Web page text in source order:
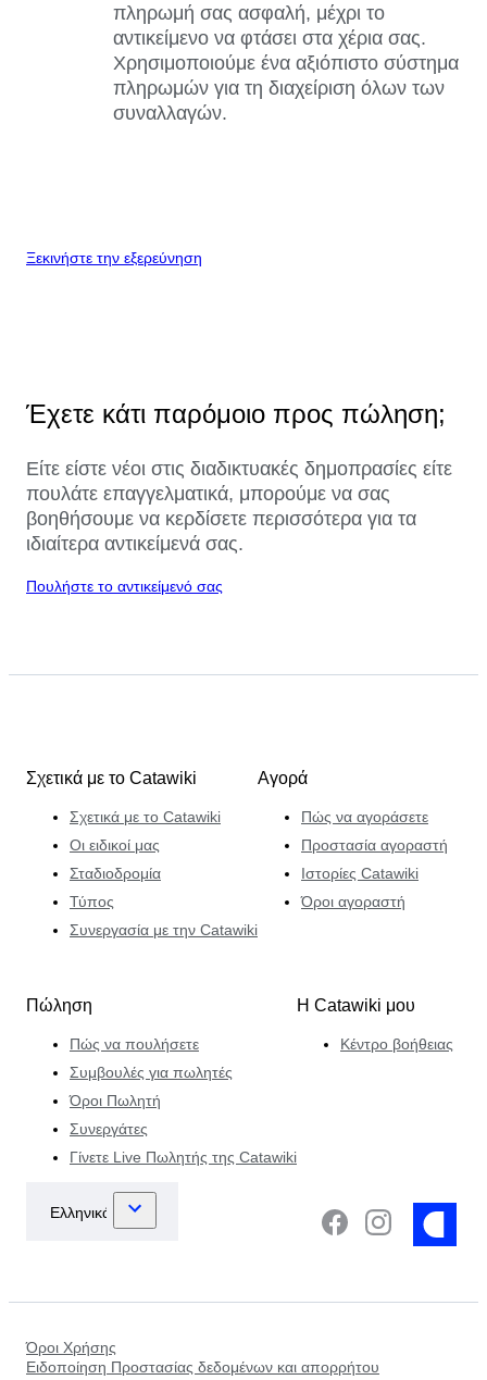
πληρωμή σας ασφαλή, μέχρι το
αντικείμενο να φτάσει στα χέρια σας.
Χρησιμοποιούμε ένα αξιόπιστο σύστημα
πληρωμών για τη διαχείριση όλων των
συναλλαγών.
Ξεκινήστε την εξερεύνηση
Έχετε κάτι παρόμοιο προς πώληση;
Είτε είστε νέοι στις διαδικτυακές δημοπρασίες είτε
πουλάτε επαγγελματικά, μπορούμε να σας
βοηθήσουμε να κερδίσετε περισσότερα για τα
ιδιαίτερα αντικείμενά σας.
Πουλήστε το αντικείμενό σας
Σχετικά με το Catawiki
Σχετικά με το Catawiki
Οι ειδικοί μας
Σταδιοδρομία
Τύπος
Συνεργασία με την Catawiki
Αγορά
Πώς να αγοράσετε
Προστασία αγοραστή
Ιστορίες Catawiki
Όροι αγοραστή
Πώληση
Πώς να πουλήσετε
Συμβουλές για πωλητές
Όροι Πωλητή
Συνεργάτες
Γίνετε Live Πωλητής της Catawiki
Η Catawiki μου
Κέντρο βοήθειας
Όροι Χρήσης
Ειδοποίηση Προστασίας δεδομένων και απορρήτου